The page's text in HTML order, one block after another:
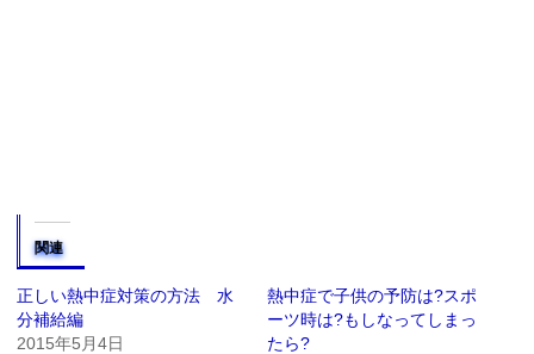
関連
正しい熱中症対策の方法 水
分補給編
2015年5月4日
熱中症で子供の予防は?スポ
ーツ時は?もしなってしまっ
たら?